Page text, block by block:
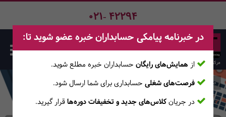
021- 42294
صفحه اصلی دوره‌ها
در خبرنامه پیامکی حسابداران خبره عضو شوید تا:
از همایش‌های رایگان حسابداران خبره مطلع ‎شوید.
فرصت‌های شغلی حسابداری برای شما ارسال شود.
در جریانکلاس‌های جدید و تخفیفات دوره‌هاقرار گیرید.